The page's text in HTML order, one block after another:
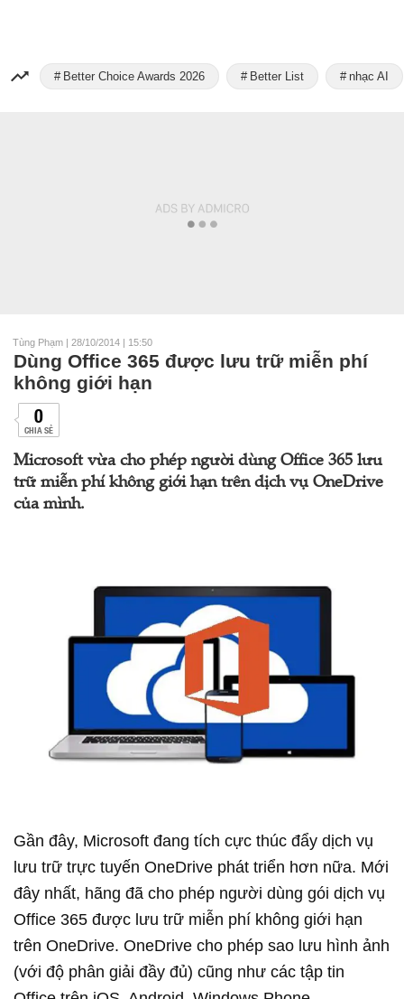
Better Choice Awards 2026 Better List nhạc AI
Tùng Phạm | 28/10/2014 | 15:50
Dùng Office 365 được lưu trữ miễn phí
không giới hạn
0
CHIA SẺ
Microsoft vừa cho phép người dùng Office 365 lưu
trữ miễn phí không giới hạn trên dịch vụ OneDrive
của mình.
Gần đây, Microsoft đang tích cực thúc đẩy dịch vụ
lưu trữ trực tuyến OneDrive phát triển hơn nữa. Mới
đây nhất, hãng đã cho phép người dùng gói dịch vụ
Office 365 được lưu trữ miễn phí không giới hạn
trên OneDrive. OneDrive cho phép sao lưu hình ảnh
(với độ phân giải đầy đủ) cũng như các tập tin